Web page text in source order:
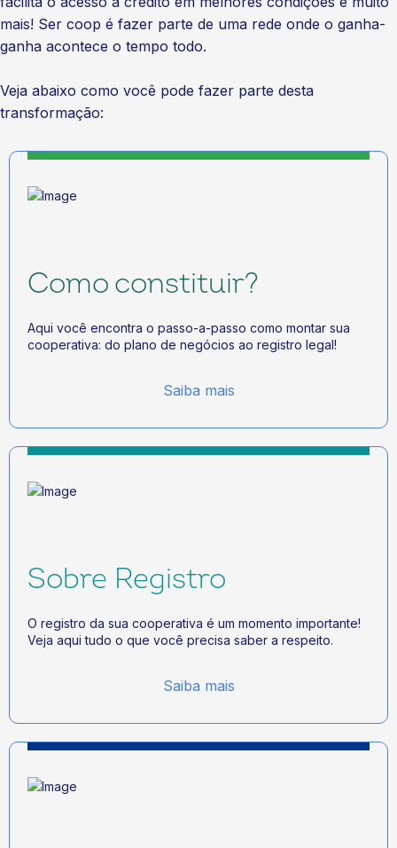
mais! Ser coop é fazer parte de uma rede onde o ganha-
ganha acontece o tempo todo.
Veja abaixo como você pode fazer parte desta
transformação:
Como constituir?
Aqui você encontra o passo-a-passo como montar sua
cooperativa: do plano de negócios ao registro legal!
Saiba mais
Sobre Registro
O registro da sua cooperativa é um momento importante!
Veja aqui tudo o que você precisa saber a respeito.
Saiba mais